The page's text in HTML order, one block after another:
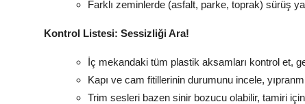
Farklı zeminlerde (asfalt, parke, toprak) sürüş
Kontrol Listesi: Sessizliği Ara!
İç mekandaki tüm plastik aksamları kontrol et,
Kapı ve cam fitillerinin durumunu incele,
Trim sesleri bazen sinir bozucu olabilir, tamiri